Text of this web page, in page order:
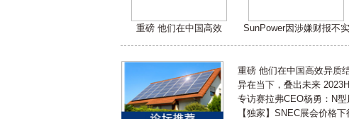
重磅 他们在中国高效 SunPower因涉嫌财报不实
重磅 他们在中国高效异质
异在当下，叠出未来
专访赛拉弗CEO杨勇：N
【独家】SNEC展会价格